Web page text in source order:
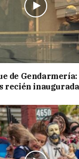
de
recién inaugurada